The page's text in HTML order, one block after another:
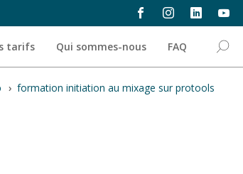
tarifs Qui sommes-nous FAQ
› formation initiation au mixage sur protools